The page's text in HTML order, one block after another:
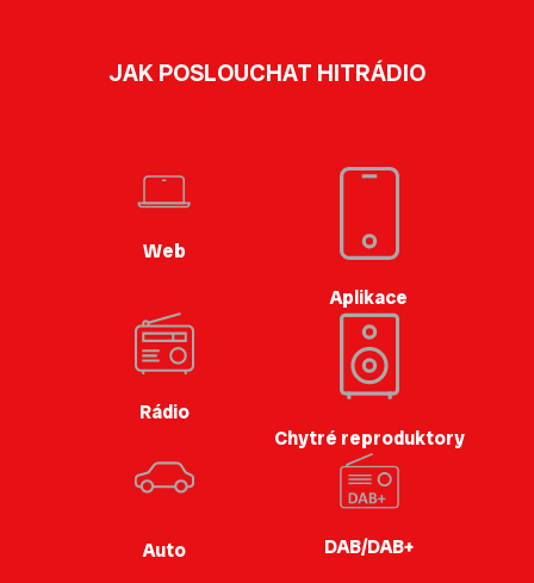
JAK POSLOUCHAT HITRÁDIO
Web
Aplikace
Rádio
Chytré reproduktory
Auto DAB/DAB+